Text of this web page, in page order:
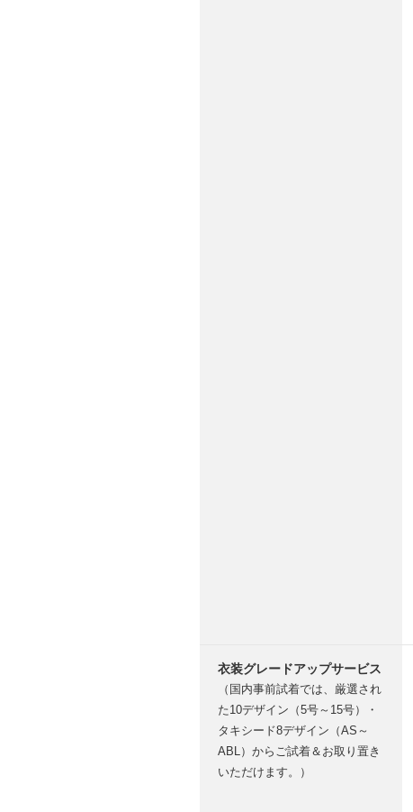
衣装グレードアップサービス
（国内事前試着では、厳選され
た10デザイン（5号～15号）・
タキシード8デザイン（AS～
ABL）からご試着＆お取り置き
いただけます。）